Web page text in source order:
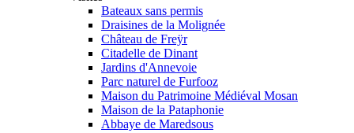
Bateaux sans permis
Draisines de la Molignée
Château de Freÿr
Citadelle de Dinant
Jardins d'Annevoie
Parc naturel de Furfooz
Maison du Patrimoine Médiéval Mosan
Maison de la Pataphonie
Abbaye de Maredsous